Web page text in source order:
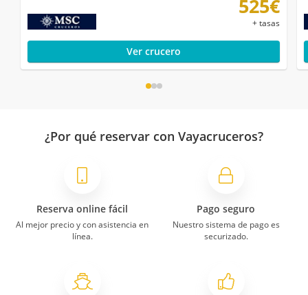
525€
+ tasas
Ver crucero
¿Por qué reservar con Vayacruceros?
Reserva online fácil
Al mejor precio y con asistencia en
línea.
Pago seguro
Nuestro sistema de pago es
securizado.